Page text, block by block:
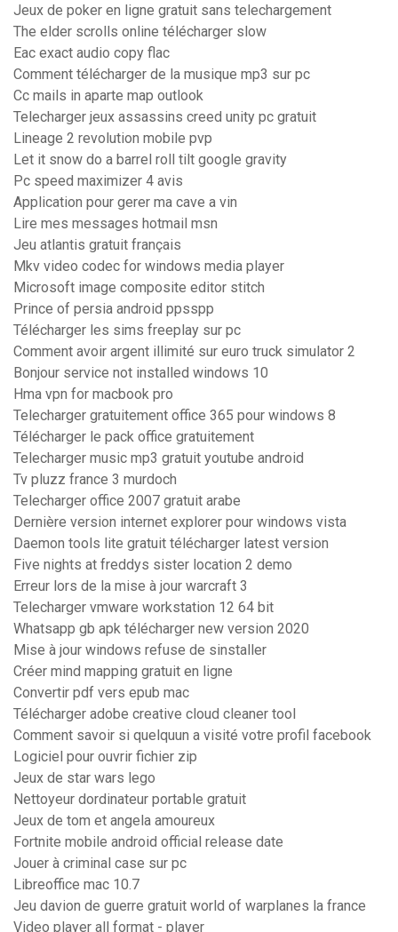
Jeux de poker en ligne gratuit sans telechargement
The elder scrolls online télécharger slow
Eac exact audio copy flac
Comment télécharger de la musique mp3 sur pc
Cc mails in aparte map outlook
Telecharger jeux assassins creed unity pc gratuit
Lineage 2 revolution mobile pvp
Let it snow do a barrel roll tilt google gravity
Pc speed maximizer 4 avis
Application pour gerer ma cave a vin
Lire mes messages hotmail msn
Jeu atlantis gratuit français
Mkv video codec for windows media player
Microsoft image composite editor stitch
Prince of persia android ppsspp
Télécharger les sims freeplay sur pc
Comment avoir argent illimité sur euro truck simulator 2
Bonjour service not installed windows 10
Hma vpn for macbook pro
Telecharger gratuitement office 365 pour windows 8
Télécharger le pack office gratuitement
Telecharger music mp3 gratuit youtube android
Tv pluzz france 3 murdoch
Telecharger office 2007 gratuit arabe
Dernière version internet explorer pour windows vista
Daemon tools lite gratuit télécharger latest version
Five nights at freddys sister location 2 demo
Erreur lors de la mise à jour warcraft 3
Telecharger vmware workstation 12 64 bit
Whatsapp gb apk télécharger new version 2020
Mise à jour windows refuse de sinstaller
Créer mind mapping gratuit en ligne
Convertir pdf vers epub mac
Télécharger adobe creative cloud cleaner tool
Comment savoir si quelquun a visité votre profil facebook
Logiciel pour ouvrir fichier zip
Jeux de star wars lego
Nettoyeur dordinateur portable gratuit
Jeux de tom et angela amoureux
Fortnite mobile android official release date
Jouer à criminal case sur pc
Libreoffice mac 10.7
Jeu davion de guerre gratuit world of warplanes la france
Video player all format - player